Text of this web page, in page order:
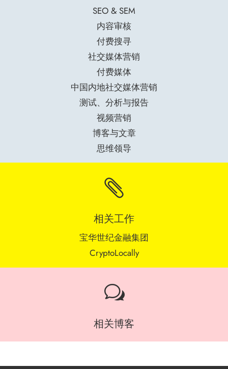
SEO & SEM
内容审核
付费搜寻
社交媒体营销
付费媒体
中国内地社交媒体营销
测试、分析与报告
视频营销
博客与文章
思维领导

相关工作
宝华世纪金融集团
CryptoLocally
w
相关博客